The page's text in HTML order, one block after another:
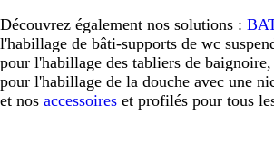
Découvrez également nos solutions :
l'habillage de bâti-supports de wc
pour l'habillage des tabliers de baignoire,
pour l'habillage de la douche avec une
et nos accessoires et profilés pour tous